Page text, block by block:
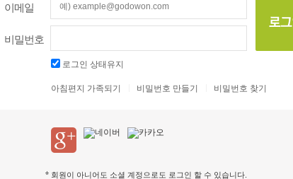
이메일
비밀번호
로그인 상태유지
아침편지 가족되기 비밀번호 만들기 비밀번호 찾기
회원이 아니어도 소셜 계정으로도 로그인 할 수 있습니다.